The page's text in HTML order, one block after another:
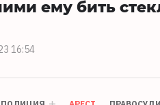
ему бить
16:54